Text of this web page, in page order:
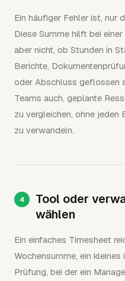
Ein häufiger Fehler ist, nur
Diese Summe hilft bei
aber nicht, ob Stunden in
Berichte,
oder Abschluss geflossen
Teams auch, geplante
zu vergleichen, ohne jeden
zu verwandeln.
Tool oder
wählen
Ein einfaches Timesheet
Wochensumme, ein
Prüfung, bei der ein